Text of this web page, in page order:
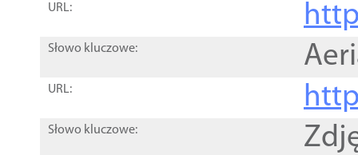
URL:
Słowo kluczowe:
URL:
Słowo kluczowe: